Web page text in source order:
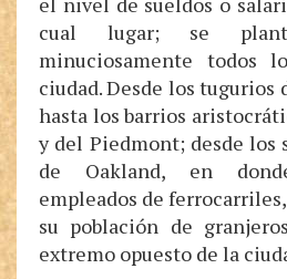
cual lugar; se
minuciosamente todos
ciudad. Desde los tugurios
hasta los barrios
y del Piedmont; desde los
de Oakland, en
empleados de
su población de
extremo opuesto de la